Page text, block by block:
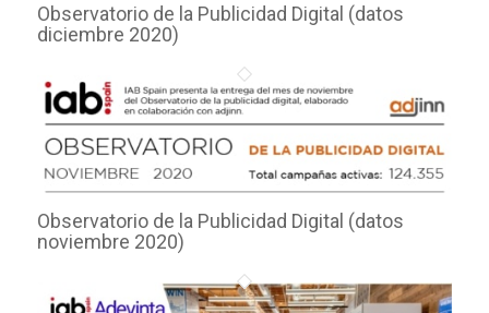
Observatorio de la Publicidad Digital (datos
diciembre 2020)
Observatorio de la Publicidad Digital (datos
noviembre 2020)